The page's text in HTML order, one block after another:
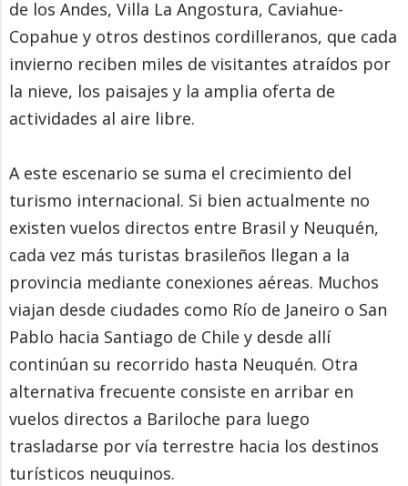
de los Andes, Villa La Angostura, Caviahue-
Copahue y otros destinos cordilleranos, que cada
invierno reciben miles de visitantes atraídos por
la nieve, los paisajes y la amplia oferta de
actividades al aire libre.
A este escenario se suma el crecimiento del
turismo internacional. Si bien actualmente no
existen vuelos directos entre Brasil y Neuquén,
cada vez más turistas brasileños llegan a la
provincia mediante conexiones aéreas. Muchos
viajan desde ciudades como Río de Janeiro o San
Pablo hacia Santiago de Chile y desde allí
continúan su recorrido hasta Neuquén. Otra
alternativa frecuente consiste en arribar en
vuelos directos a Bariloche para luego
trasladarse por vía terrestre hacia los destinos
turísticos neuquinos.